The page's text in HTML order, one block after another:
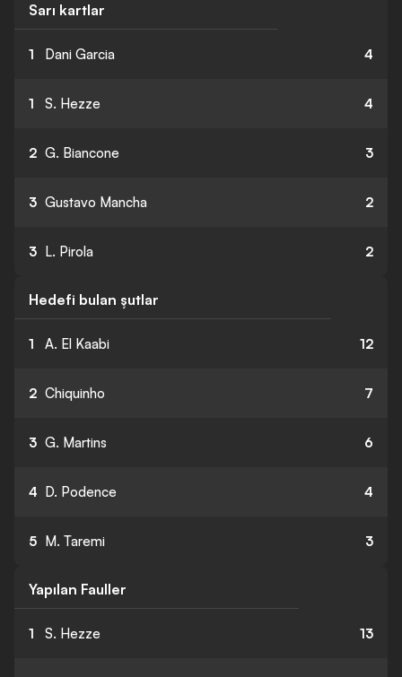
Sarı kartlar
1 Dani Garcia 4
1 S. Hezze 4
2 G. Biancone 3
3 Gustavo Mancha 2
3 L. Pirola 2
Hedefi bulan şutlar
1 A. El Kaabi 12
2 Chiquinho 7
3 G. Martins 6
4 D. Podence 4
5 M. Taremi 3
Yapılan Fauller
1 S. Hezze 13